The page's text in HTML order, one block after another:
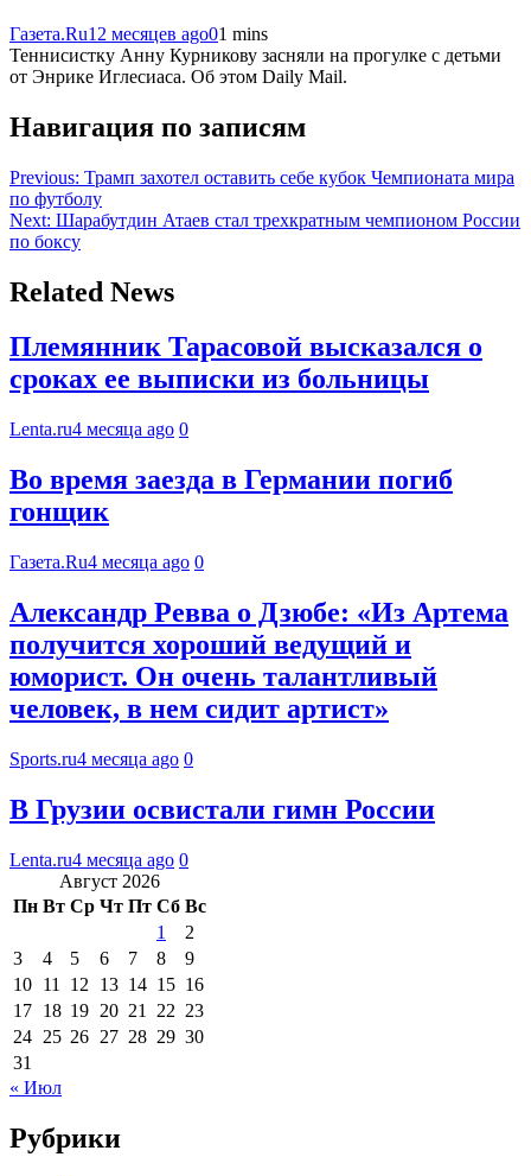
Газета.Ru12 месяцев ago01 mins
Теннисистку Анну Курникову засняли на прогулке с детьми
от Энрике Иглесиаса. Об этом Dailу Mail.
Навигация по записям
Previous: Трамп захотел оставить себе кубок Чемпионата мира
по футболу
Next: Шарабутдин Атаев стал трехкратным чемпионом России
по боксу
Related News
Племянник Тарасовой высказался о
сроках ее выписки из больницы
Lenta.ru4 месяца ago 0
Во время заезда в Германии погиб
гонщик
Газета.Ru4 месяца ago 0
Александр Ревва о Дзюбе: «Из Артема
получится хороший ведущий и
юморист. Он очень талантливый
человек, в нем сидит артист»
Sports.ru4 месяца ago 0
В Грузии освистали гимн России
Lenta.ru4 месяца ago 0
Август 2026
Пн Вт Ср Чт Пт Сб Вс
1
2
3
4 5 6 7 8
9
10 11 12 13 14 15 16
17 18 19 20 21 22 23
24 25 26 27 28 29 30
31
« Июл
Рубрики